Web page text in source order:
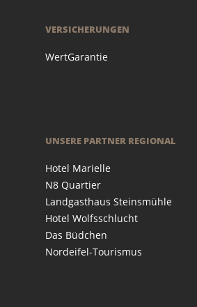
VERSICHERUNGEN
WertGarantie
UNSERE PARTNER REGIONAL
Hotel Marielle
N8 Quartier
Landgasthaus Steinsmühle
Hotel Wolfsschlucht
Das Büdchen
Nordeifel-Tourismus